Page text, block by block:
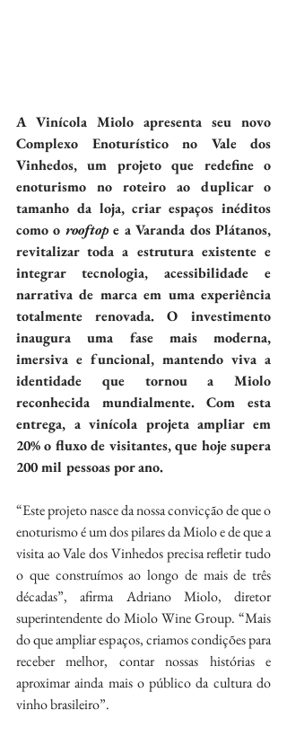
A Vinícola Miolo apresenta seu novo
Complexo Enoturístico no Vale dos
Vinhedos, um projeto que redefine o
enoturismo no roteiro ao duplicar o
tamanho da loja, criar espaços inéditos
como o rooftop e a Varanda dos Plátanos,
revitalizar toda a estrutura existente e
integrar tecnologia, acessibilidade e
narrativa de marca em uma experiência
totalmente renovada. O investimento
inaugura uma fase mais moderna,
imersiva e funcional, mantendo viva a
identidade que tornou a Miolo
reconhecida mundialmente. Com esta
entrega, a vinícola projeta ampliar em
20% o fluxo de visitantes, que hoje supera
200 mil pessoas por ano.
“Este projeto nasce da nossa convicção de que o
enoturismo é um dos pilares da Miolo e de que a
visita ao Vale dos Vinhedos precisa refletir tudo
o que construímos ao longo de mais de três
décadas”, afirma Adriano Miolo, diretor
superintendente do Miolo Wine Group. “Mais
do que ampliar espaços, criamos condições para
receber melhor, contar nossas histórias e
aproximar ainda mais o público da cultura do
vinho brasileiro”.